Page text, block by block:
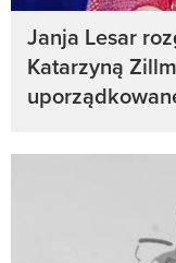
Janja Lesar
Katarzyną